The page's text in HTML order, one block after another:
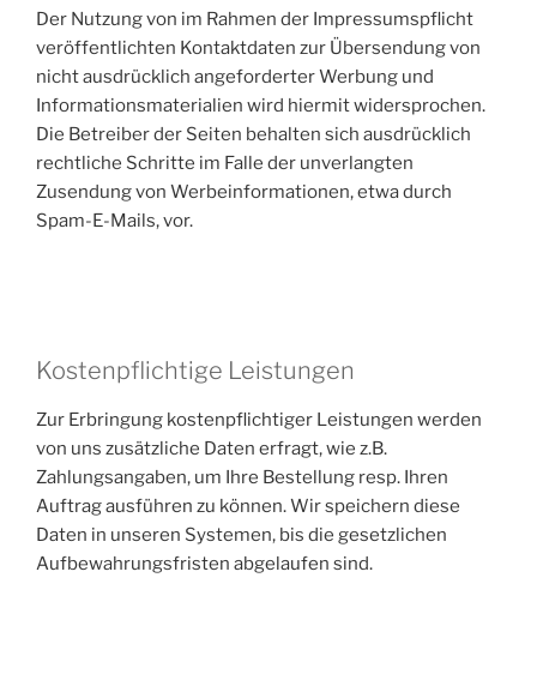
Der Nutzung von im Rahmen der Impressumspflicht
veröffentlichten Kontaktdaten zur Übersendung von
nicht ausdrücklich angeforderter Werbung und
Informationsmaterialien wird hiermit widersprochen.
Die Betreiber der Seiten behalten sich ausdrücklich
rechtliche Schritte im Falle der unverlangten
Zusendung von Werbeinformationen, etwa durch
Spam-E-Mails, vor.
Kostenpflichtige Leistungen
Zur Erbringung kostenpflichtiger Leistungen werden
von uns zusätzliche Daten erfragt, wie z.B.
Zahlungsangaben, um Ihre Bestellung resp. Ihren
Auftrag ausführen zu können. Wir speichern diese
Daten in unseren Systemen, bis die gesetzlichen
Aufbewahrungsfristen abgelaufen sind.